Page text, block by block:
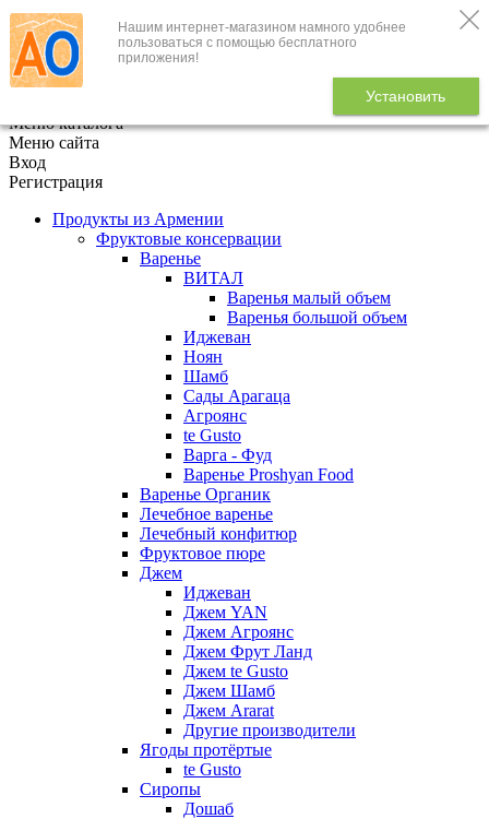
Нашим интернет-магазином намного удобнее
пользоваться с помощью бесплатного
приложения!
Установить
+7 (495) 646-888-1
В корзине
Меню каталога
Меню сайта
Вход
Регистрация
Продукты из Армении
Фруктовые консервации
Варенье
ВИТАЛ
Варенья малый объем
Варенья большой объем
Иджеван
Ноян
Шамб
Сады Арагаца
Агроянс
te Gusto
Варга - Фуд
Варенье Proshyan Food
Варенье Органик
Лечебное варенье
Лечебный конфитюр
Фруктовое пюре
Джем
Иджеван
Джем YAN
Джем Агроянс
Джем Фрут Ланд
Джем te Gusto
Джем Шамб
Джем Ararat
Другие производители
Ягоды протёртые
te Gusto
Сиропы
Дошаб